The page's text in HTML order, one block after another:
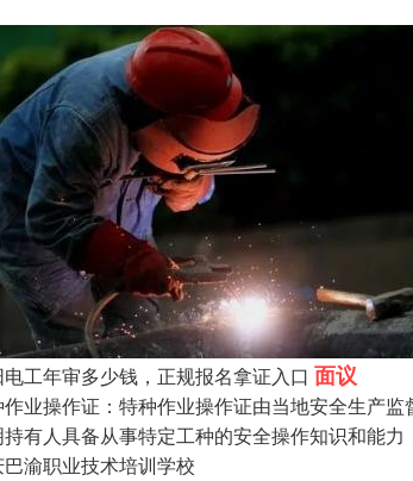
工年审多少钱，正规报名拿证入口 面议
业操作证：特种作业操作证由当地安全生产
有人具备从事特定工种的安全操作知识和能
渝职业技术培训学校